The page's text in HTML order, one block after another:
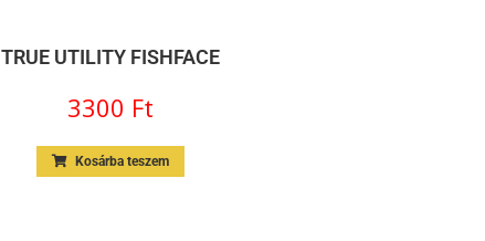
TRUE UTILITY FISHFACE
3300 Ft
Kosárba teszem